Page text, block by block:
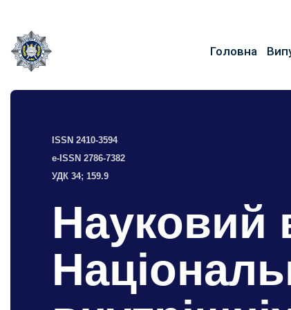
Головна
ISSN 2410-3594
e-ISSN 2786-7382
УДК 34; 159.9
Науковий